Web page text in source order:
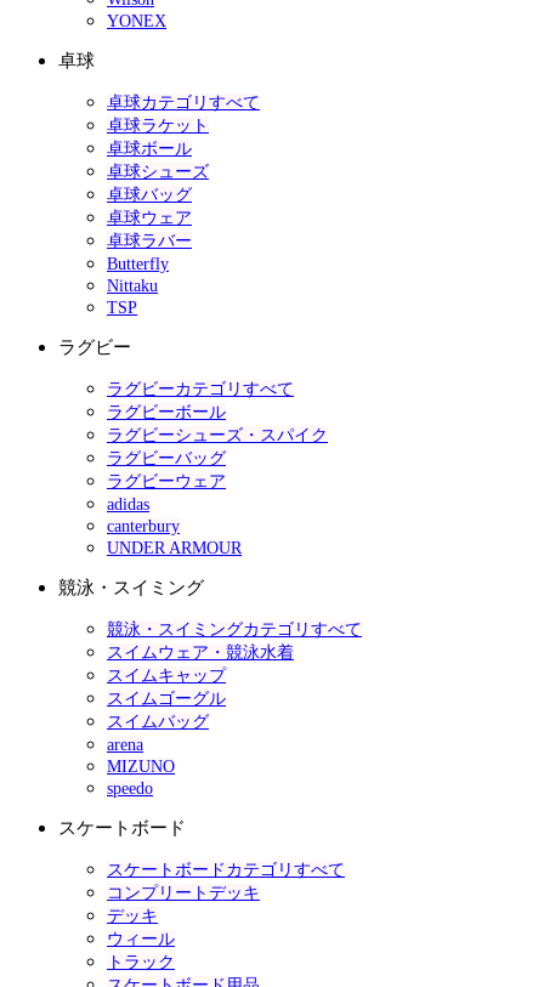
YONEX
卓球
卓球カテゴリすべて
卓球ラケット
卓球ボール
卓球シューズ
卓球バッグ
卓球ウェア
卓球ラバー
Butterfly
Nittaku
TSP
ラグビー
ラグビーカテゴリすべて
ラグビーボール
ラグビーシューズ・スパイク
ラグビーバッグ
ラグビーウェア
adidas
canterbury
UNDER ARMOUR
競泳・スイミング
競泳・スイミングカテゴリすべて
スイムウェア・競泳水着
スイムキャップ
スイムゴーグル
スイムバッグ
arena
MIZUNO
speedo
スケートボード
スケートボードカテゴリすべて
コンプリートデッキ
デッキ
ウィール
トラック